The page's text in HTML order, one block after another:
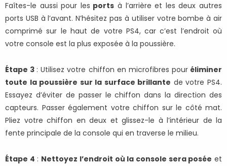
Faîtes-le aussi pour les ports à l’arrière et les deux autres
ports USB à l’avant. N’hésitez pas à utiliser votre bombe à air
comprimé sur le haut de votre PS4, car c’est l’endroit où
votre console est la plus exposée à la poussière.
Étape 3 : Utilisez votre chiffon en microfibres pouréliminer
toute la poussière sur la surface brillante de votre PS4.
Essayez d’éviter de passer le chiffon dans la direction des
capteurs. Passer également votre chiffon sur le côté mat.
Pliez votre chiffon en deux et glissez-le à l’intérieur de la
fente principale de la console qui en traverse le milieu.
Étape 4 : Nettoyez l’endroit où la console sera posée et